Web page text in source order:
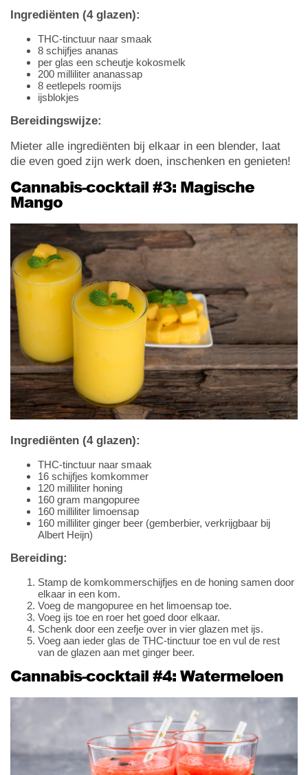
Ingrediënten (4 glazen):
THC-tinctuur naar smaak
8 schijfjes ananas
per glas een scheutje kokosmelk
200 milliliter ananassap
8 eetlepels roomijs
ijsblokjes
Bereidingswijze:
Mieter alle ingrediënten bij elkaar in een blender, laat
die even goed zijn werk doen, inschenken en genieten!
Cannabis-cocktail #3: Magische
Mango
Ingrediënten (4 glazen):
THC-tinctuur naar smaak
16 schijfjes komkommer
120 milliliter honing
160 gram mangopuree
160 milliliter limoensap
160 milliliter ginger beer (gemberbier, verkrijgbaar bij
Albert Heijn)
Bereiding:
Stamp de komkommerschijfjes en de honing samen door
elkaar in een kom.
Voeg de mangopuree en het limoensap toe.
Voeg ijs toe en roer het goed door elkaar.
Schenk door een zeefje over in vier glazen met ijs.
Voeg aan ieder glas de THC-tinctuur toe en vul de rest
van de glazen aan met ginger beer.
Cannabis-cocktail #4: Watermeloen